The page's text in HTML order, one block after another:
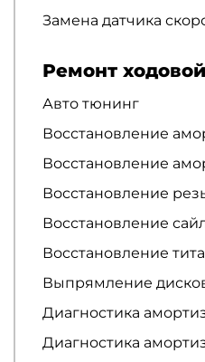
Замена датчика
Ремонт ходовой
Авто тюнинг
Восстановление
Восстановление
Восстановление
Восстановление
Восстановление
Выпрямление
Диагностика
Диагностика